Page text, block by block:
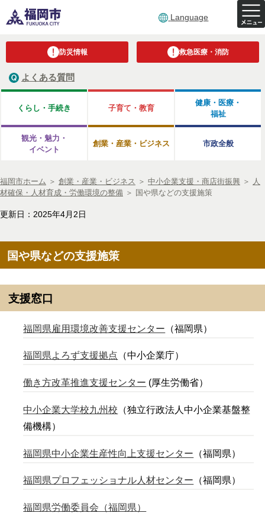
Language
防災情報 救急医療・消防
よくある質問
くらし・手続き 子育て・教育
健康・医療・
福祉
観光・魅力・
イベント
創業・産業・ビジネス 市政全般
福岡市ホーム ＞ 創業・産業・ビジネス ＞ 中小企業支援・商店街振興 ＞ 人
材確保・人材育成・労働環境の整備 ＞ 国や県などの支援施策
更新日：2025年4月2日
国や県などの支援施策
支援窓口
福岡県雇用環境改善支援センター （福岡県）
福岡県よろず支援拠点 （中小企業庁）
働き方改革推進支援センター (厚生労働省）
中小企業大学校九州校 （独立行政法人中小企業基盤整
備機構）
福岡県中小企業生産性向上支援センター （福岡県）
福岡県プロフェッショナル人材センター （福岡県）
福岡県労働委員会（福岡県）